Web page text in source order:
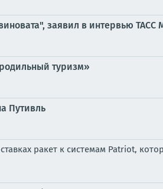
заявил в интервью
туризм»
Путивль
ракет к системам Patriot,